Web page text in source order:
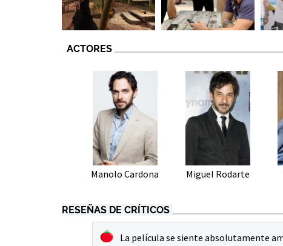
ACTORES
Manolo Cardona Miguel Rodarte
RESEÑAS DE CRÍTICOS
La película se siente absolutamente